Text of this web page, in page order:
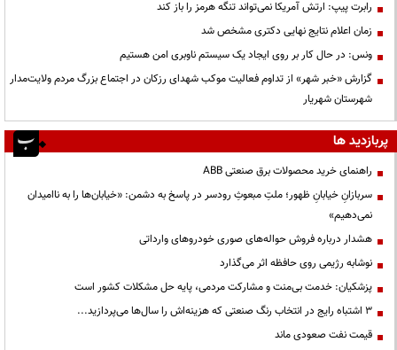
رابرت پیپ: ارتش آمریکا نمی‌تواند تنگه هرمز را باز کند
زمان اعلام نتایج نهایی دکتری مشخص شد
ونس: در حال کار بر روی ایجاد یک سیستم ناوبری امن هستیم
گزارش «خبر شهر» از تداوم فعالیت موکب شهدای رزکان در اجتماع بزرگ مردم ولایت‌مدار
شهرستان شهریار
پربازدید ها
راهنمای خرید محصولات برق صنعتی ABB
سربازانِ خیابانِ ظهور؛ ملتِ مبعوثِ رودسر در پاسخ به دشمن: «خیابان‌ها را به ناامیدان
نمی‌دهیم»
هشدار درباره فروش حواله‌های صوری خودروهای وارداتی
نوشابه رژیمی روی حافظه اثر می‌گذارد
پزشکیان: خدمت بی‌منت و مشارکت مردمی، پایه حل مشکلات کشور است
3 اشتباه رایج در انتخاب رنگ صنعتی که هزینه‌اش را سال‌ها می‌پردازید...
قیمت نفت صعودی ماند